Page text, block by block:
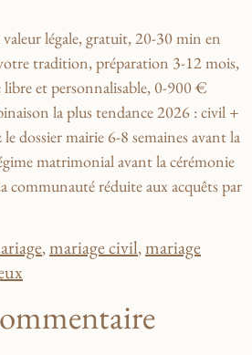
légale, gratuit, 20-30 min en
tradition, préparation 3-12 mois,
et personnalisable, 0-900 €
la plus tendance 2026 : civil +
dossier mairie 6-8 semaines avant la
matrimonial avant la cérémonie
communauté réduite aux acquêts par
,mariage civil,mariage